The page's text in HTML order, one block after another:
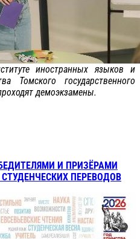
иностранных языков и
Томского государственного
демоэкзамены.
И ПРИЗЁРАМИ
ПЕРЕВОДОВ